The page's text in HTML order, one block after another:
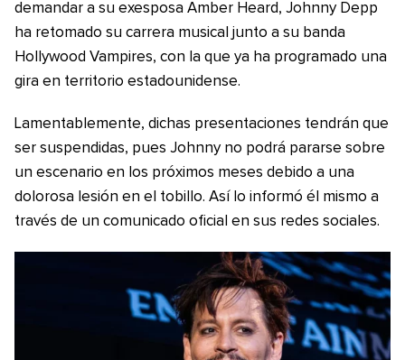
demandar a su exesposa Amber Heard, Johnny Depp
ha retomado su carrera musical junto a su banda
Hollywood Vampires, con la que ya ha programado una
gira en territorio estadounidense.
Lamentablemente, dichas presentaciones tendrán que
ser suspendidas, pues Johnny no podrá pararse sobre
un escenario en los próximos meses debido a una
dolorosa lesión en el tobillo. Así lo informó él mismo a
través de un comunicado oficial en sus redes sociales.